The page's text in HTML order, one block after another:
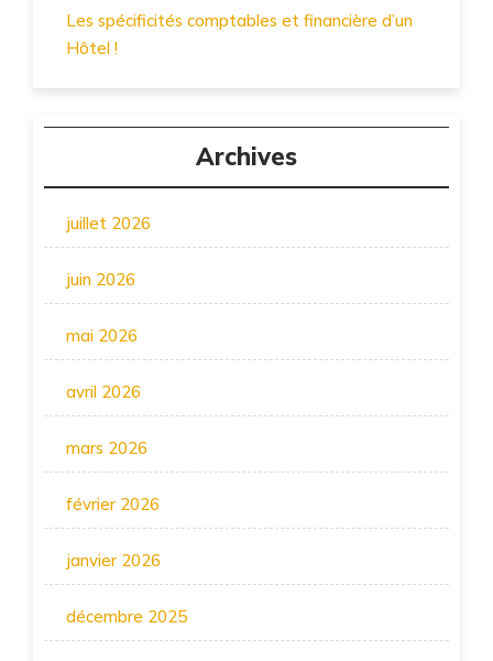
Les spécificités comptables et financière d’un
Hôtel !
Archives
juillet 2026
juin 2026
mai 2026
avril 2026
mars 2026
février 2026
janvier 2026
décembre 2025